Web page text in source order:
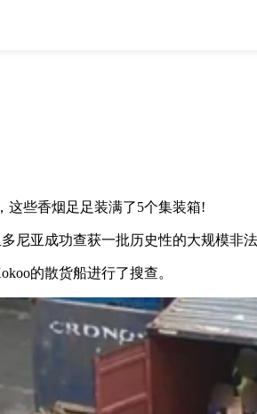
些香烟足足装满了5个集装箱!
亚成功查获一批历史性的大规模非法
的散货船进行了搜查。